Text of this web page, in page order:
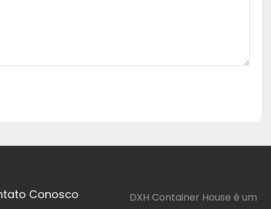
Conosco
DXH Container House é um